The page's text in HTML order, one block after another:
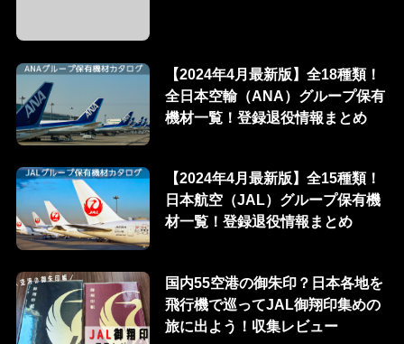
【2024年4月最新版】全18種類！
全日本空輸（ANA）グループ保有
機材一覧！登録退役情報まとめ
【2024年4月最新版】全15種類！
日本航空（JAL）グループ保有機
材一覧！登録退役情報まとめ
国内55空港の御朱印？日本各地を
飛行機で巡ってJAL御翔印集めの
旅に出よう！収集レビュー